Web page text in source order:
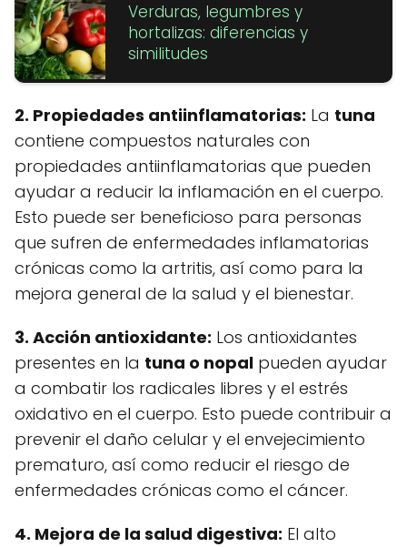
Verduras, legumbres y
hortalizas: diferencias y
similitudes
2. Propiedades antiinflamatorias: La tuna
contiene compuestos naturales con
propiedades antiinflamatorias que pueden
ayudar a reducir la inflamación en el cuerpo.
Esto puede ser beneficioso para personas
que sufren de enfermedades inflamatorias
crónicas como la artritis, así como para la
mejora general de la salud y el bienestar.
3. Acción antioxidante: Los antioxidantes
presentes en la tuna o nopal pueden ayudar
a combatir los radicales libres y el estrés
oxidativo en el cuerpo. Esto puede contribuir a
prevenir el daño celular y el envejecimiento
prematuro, así como reducir el riesgo de
enfermedades crónicas como el cáncer.
4. Mejora de la salud digestiva: El alto